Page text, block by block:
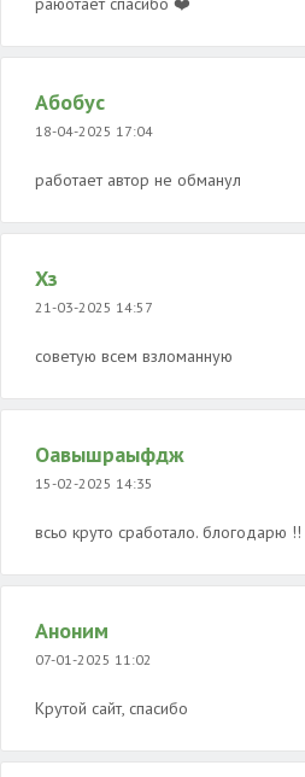
Абобус
18-04-2025 17:04
работает автор не обманул
Хз
21-03-2025 14:57
советую всем взломанную
Оавышраыфдж
15-02-2025 14:35
всьо круто сработало. блогодарю !!
Аноним
07-01-2025 11:02
Крутой сайт, спасибо